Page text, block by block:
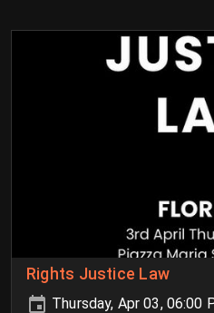
Rights Justice Law
Thursday, Apr 03, 06:00